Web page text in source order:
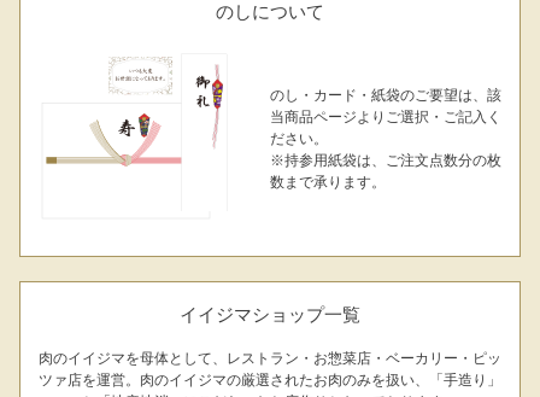
のしについて
のし・カード・紙袋のご要望は、該
当商品ページよりご選択・ご記入く
ださい。
※持参用紙袋は、ご注文点数分の枚
数まで承ります。
イイジマショップ一覧
肉のイイジマを母体として、レストラン・お惣菜店・ベーカリー・ピッ
ツァ店を運営。肉のイイジマの厳選されたお肉のみを扱い、「手造り」